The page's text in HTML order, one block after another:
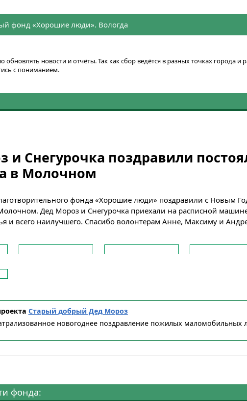
фонд «Хорошие люди». Вологда
обновлять новости и отчёты. Так как сбор ведётся в разных точках города
с пониманием.
и Снегурочка поздравили
в Молочном
фонда«Хорошие люди» поздравили с Новым
Дед Мороз и Снегурочка приехали на расписной
и всего наилучшего. Спасибо волонтерам Анне, Максиму и
Старый добрый Дед Мороз
новогоднее поздравление пожилых маломобильных
фонда: